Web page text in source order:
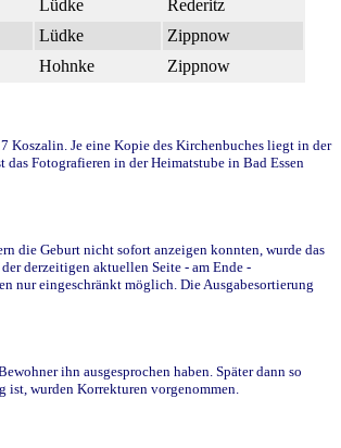
Lüdke
Rederitz
Lüdke
Zippnow
Hohnke Zippnow
Je eine Kopie des Kirchenbuches liegt in der
Fotografieren in der Heimatstube in Bad Essen
die Geburt nicht sofort anzeigen konnten, wurde das
derzeitigen aktuellen Seite - am Ende -
nur eingeschränkt möglich. Die Ausgabesortierung
ihn ausgesprochen haben. Später dann so
wurden Korrekturen vorgenommen.